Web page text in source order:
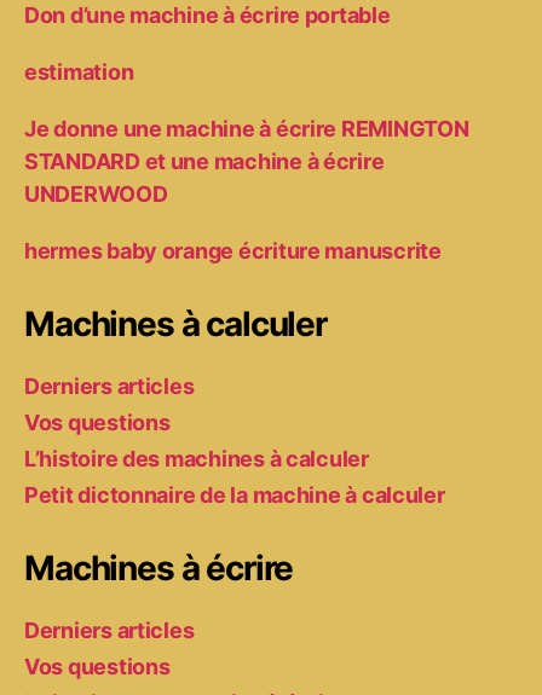
Don d’une machine à écrire portable
estimation
Je donne une machine à écrire REMINGTON
STANDARD et une machine à écrire
UNDERWOOD
hermes baby orange écriture manuscrite
Machines à calculer
Derniers articles
Vos questions
L’histoire des machines à calculer
Petit dictonnaire de la machine à calculer
Machines à écrire
Derniers articles
Vos questions